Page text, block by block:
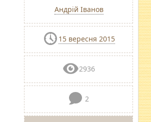
Андрій Іванов
15 вересня 2015
2936
2